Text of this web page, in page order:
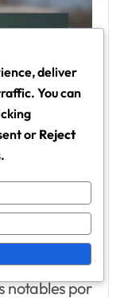
F. con
se destaca
notables por
deliver
You can
orReject